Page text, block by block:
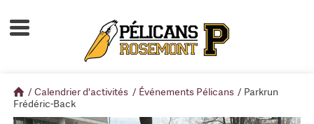
Accueil
Calendrier d'activités
/ Calendrier d'activités / Événements Pélicans / Parkrun
Frédéric-Back